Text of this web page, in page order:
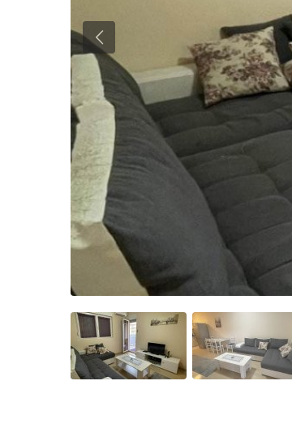
Previous